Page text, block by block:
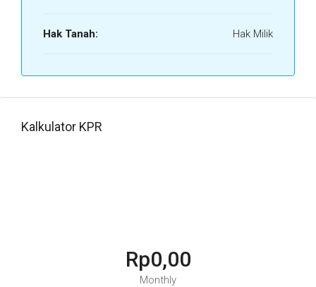
Hak Tanah: Hak Milik
Kalkulator KPR
Rp0,00
Monthly